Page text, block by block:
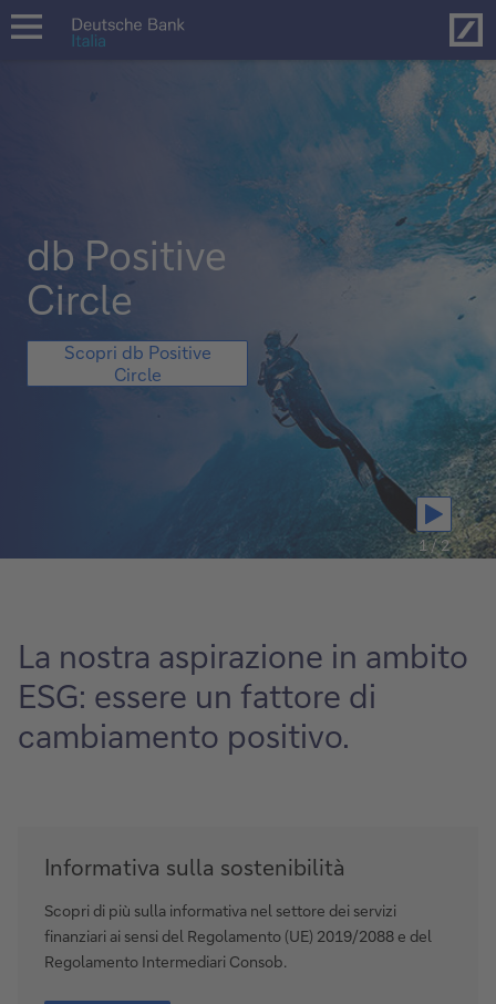
open
db Positive
Circle
db
Positive
Circle
Scopri db Positive
Circle
1 / 2
La nostra aspirazione in ambito
ESG: essere un fattore di
cambiamento positivo.
Informativa
sulla
sostenibilità
Informativa sulla sostenibilità
Scopri di più sulla informativa nel settore dei servizi
finanziari ai sensi del Regolamento (UE) 2019/2088 e del
Regolamento Intermediari Consob.